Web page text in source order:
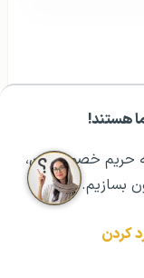
هستند!
حریم خصوصیتون،
بسازیم.
کردن
مشاوره تخصصی